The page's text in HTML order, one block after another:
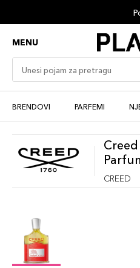
MENU
BRENDOVI PARFEMI
CREED